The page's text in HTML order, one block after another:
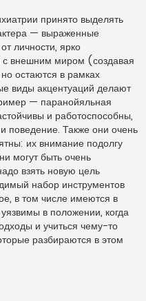
принято выделять
— выраженные
личности, ярко
с внешним миром (создавая
остаются в рамках
виды акцентуаций делают
— паранойяльная
и работоспособны,
поведение. Также они очень
их внимание подолгу
могут быть очень
взять новую цель
набор инструментов
в том числе имеются в
в положении, когда
и учиться чему-то
разбираются в этом